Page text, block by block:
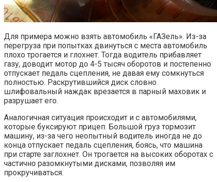
Для примера можно взять автомобиль «ГАЗель». Из-за
перегруза при попытках двинуться с места автомобиль
плохо трогается и глохнет. Тогда водитель прибавляет
газу, доводит мотор до 4-5 тысяч оборотов и постепенно
отпускает педаль сцепления, не давая ему сомкнуться
полностью. Раскрутившийся диск словно
шлифовальный наждак врезается в парный маховик и
разрушает его.
Аналогичная ситуация происходит и с автомобилями,
которые буксируют прицеп. Большой груз тормозит
машину, из-за чего неопытный водитель иногда не до
конца отпускает педаль сцепления, боясь, что машина
при старте заглохнет. Он трогается на высоких оборотах с
частично разомкнутыми дисками, позволяя им
прокручиваться.